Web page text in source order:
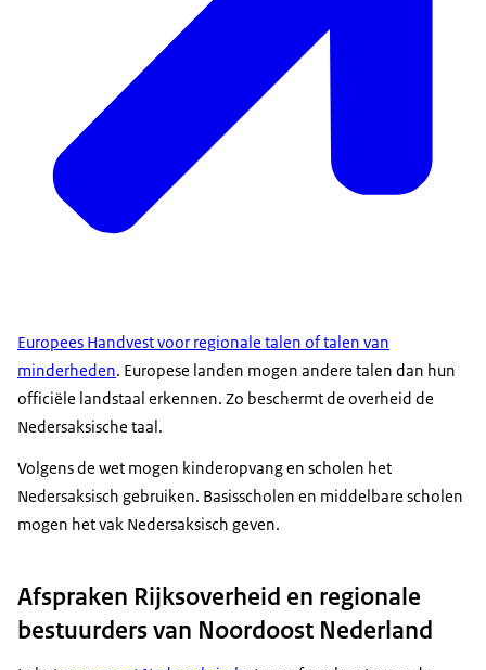
Europees Handvest voor regionale talen of talen van
minderheden. Europese landen mogen andere talen dan hun
officiële landstaal erkennen. Zo beschermt de overheid de
Nedersaksische taal.
Volgens de wet mogen kinderopvang en scholen het
Nedersaksisch gebruiken. Basisscholen en middelbare scholen
mogen het vak Nedersaksisch geven.
Afspraken Rijksoverheid en regionale
bestuurders van Noordoost Nederland